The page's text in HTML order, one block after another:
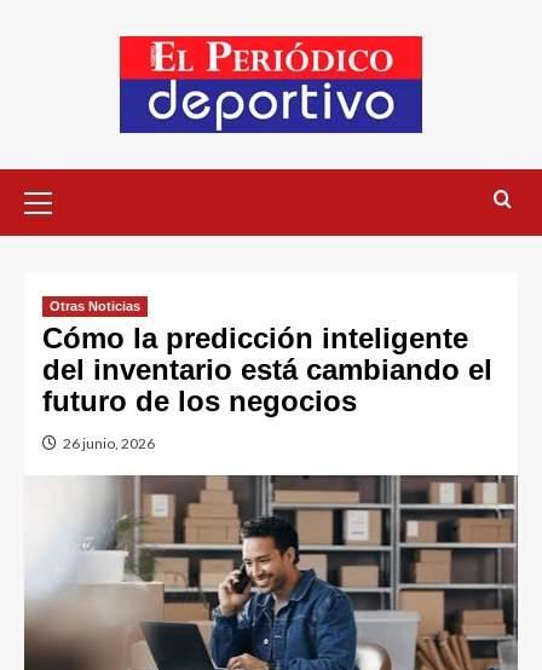
Otras Noticias
Cómo la predicción inteligente
del inventario está cambiando el
futuro de los negocios
26 junio, 2026